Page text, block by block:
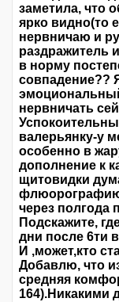
заметила, что
ярко видно(то
нервничаю и
раздражитель
в норму
совпадение??
нервничать
валерьянку-у
особенно в
дополнение к
щитовидки
через полгода
Подскажите,
дни после 6ти
И ,может,кто
Добавлю, что
средняя
164).Никакими